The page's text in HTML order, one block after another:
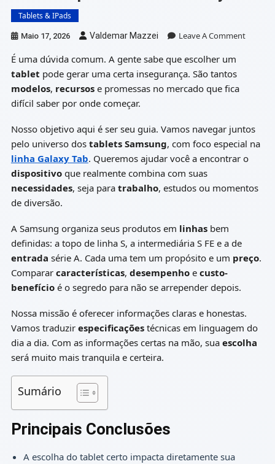
Tablets & IPads
Maio 17, 2026 Valdemar Mazzei Leave A CommentOn
É uma dúvida comum. A gente sabe que escolher um
tablet pode gerar uma certa insegurança. São tantos
modelos, recursose promessas no mercado que fica
difícil saber por onde começar.
Nosso objetivo aqui é ser seu guia. Vamos navegar juntos
pelo universo dos tablets Samsung, com foco especial na
linha Galaxy Tab. Queremos ajudar você a encontrar o
dispositivoque realmente combina com suas
necessidades, seja para trabalho, estudos ou momentos
de diversão.
A Samsung organiza seus produtos em linhasbem
definidas: a topo de linha S, a intermediária S FE e a de
entrada série A. Cada uma tem um propósito e um preço.
Comparar características, desempenhoe custo-
benefícioé o segredo para não se arrepender depois.
Nossa missão é oferecer informações claras e honestas.
Vamos traduzir especificaçõestécnicas em linguagem do
dia a dia. Com as informações certas na mão, sua escolha
será muito mais tranquila e certeira.
Sumário
Principais Conclusões
A escolha do tablet certo impacta diretamente sua